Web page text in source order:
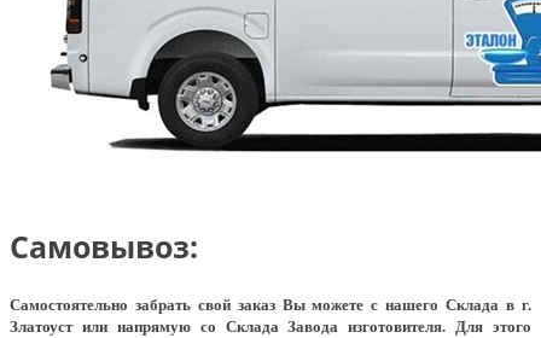
Самовывоз:
Самостоятельно забрать свой заказ Вы можете с нашего Склада в г.
Златоуст или напрямую со Склада Завода изготовителя. Для этого